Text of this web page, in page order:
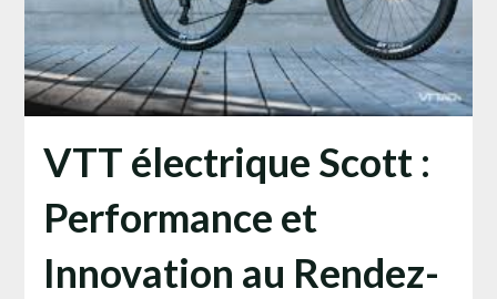
VTT électrique Scott :
Performance et
Innovation au Rendez-